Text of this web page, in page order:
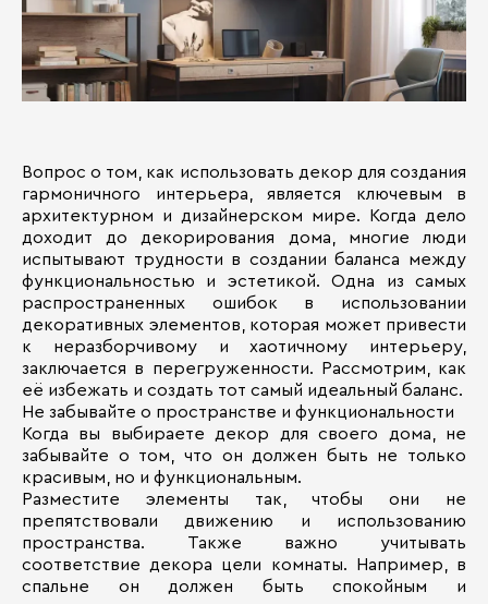
Вопрос о том, как использовать декор для создания
гармоничного интерьера, является ключевым в
архитектурном и дизайнерском мире. Когда дело
доходит до декорирования дома, многие люди
испытывают трудности в создании баланса между
функциональностью и эстетикой. Одна из самых
распространенных ошибок в использовании
декоративных элементов, которая может привести
к неразборчивому и хаотичному интерьеру,
заключается в перегруженности. Рассмотрим, как
её избежать и создать тот самый идеальный баланс.
Не забывайте о пространстве и функциональности
Когда вы выбираете декор для своего дома, не
забывайте о том, что он должен быть не только
красивым, но и функциональным.
Разместите элементы так, чтобы они не
препятствовали движению и использованию
пространства. Также важно учитывать
соответствие декора цели комнаты. Например, в
спальне он должен быть спокойным и